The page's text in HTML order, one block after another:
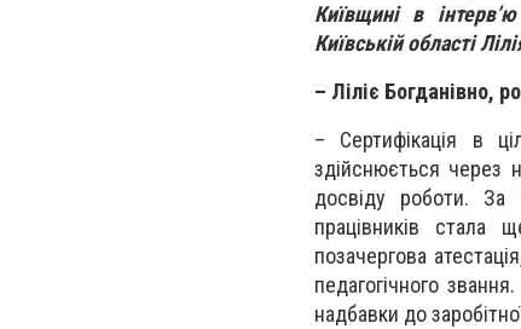
Київщині в
Київській області
– Ліліє Богданівно,
– Сертифікація в
здійснюється через
досвіду роботи. За
працівників стала
позачергова
педагогічного
надбавки до